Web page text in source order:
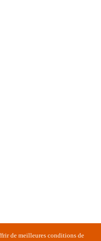
de meilleures conditions de